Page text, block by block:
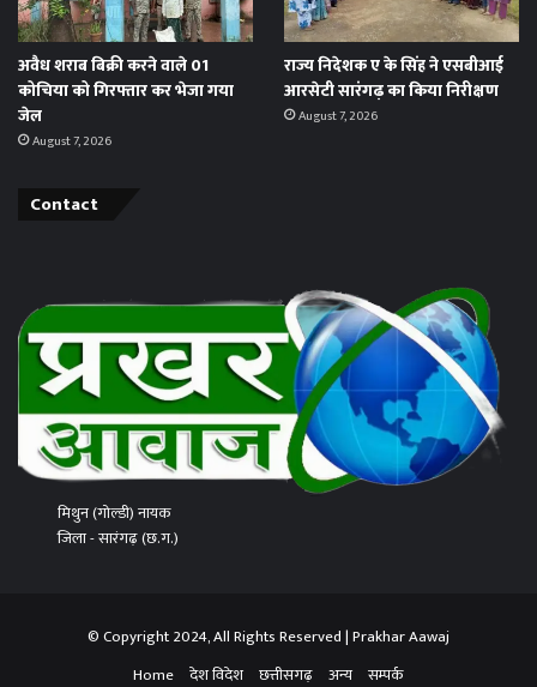
अवैध शराब बिक्री करने वाले 01
कोचिया को गिरफ्तार कर भेजा गया
जेल
August 7, 2026
राज्य निदेशक ए के सिंह ने एसबीआई
आरसेटी सारंगढ़ का किया निरीक्षण
August 7, 2026
Contact
मिथुन (गोल्डी) नायक
जिला - सारंगढ़ (छ.ग.)
© Copyright 2024, All Rights Reserved | Prakhar Aawaj
Home देश विदेश छत्तीसगढ़ अन्य सम्पर्क